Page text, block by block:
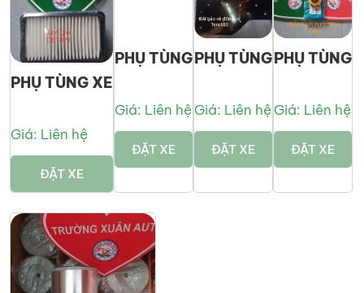
PHỤ TÙNG XE
Giá: Liên hệ
ĐẶT XE
PHỤ TÙNG
Giá: Liên hệ
ĐẶT XE
PHỤ TÙNG
Giá: Liên hệ
ĐẶT XE
PHỤ TÙNG
Giá: Liên hệ
ĐẶT XE